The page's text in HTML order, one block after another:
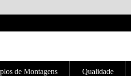
de Montagens Qualidade